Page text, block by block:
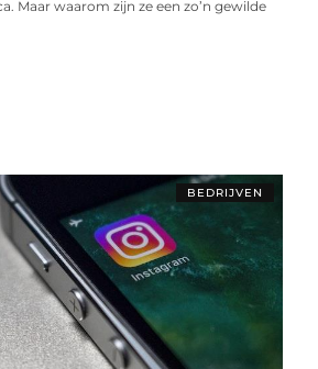
Maar waarom zijn ze een zo’n gewilde
BEDRIJVEN